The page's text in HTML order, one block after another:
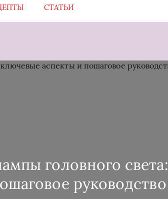
СТАТЬИ
головного света:
руководство